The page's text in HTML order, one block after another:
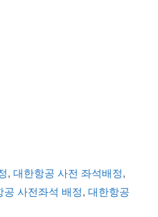
, 대한항공 사전 좌석배정,
공 사전좌석 배정, 대한항공